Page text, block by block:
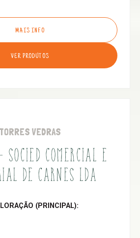
MAIS INFO
VER PRODUTOS
TORRES VEDRAS
COMERCIAL E
DE CARNES LDA
(PRINCIPAL):